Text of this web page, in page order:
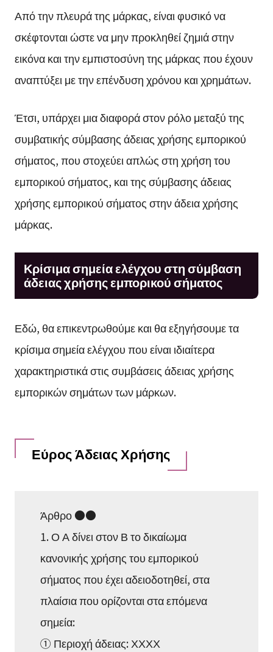
Από την πλευρά της μάρκας, είναι φυσικό να
σκέφτονται ώστε να μην προκληθεί ζημιά στην
εικόνα και την εμπιστοσύνη της μάρκας που έχουν
αναπτύξει με την επένδυση χρόνου και χρημάτων.
Έτσι, υπάρχει μια διαφορά στον ρόλο μεταξύ της
συμβατικής σύμβασης άδειας χρήσης εμπορικού
σήματος, που στοχεύει απλώς στη χρήση του
εμπορικού σήματος, και της σύμβασης άδειας
χρήσης εμπορικού σήματος στην άδεια χρήσης
μάρκας.
Κρίσιμα σημεία ελέγχου στη σύμβαση
άδειας χρήσης εμπορικού σήματος
Εδώ, θα επικεντρωθούμε και θα εξηγήσουμε τα
κρίσιμα σημεία ελέγχου που είναι ιδιαίτερα
χαρακτηριστικά στις συμβάσεις άδειας χρήσης
εμπορικών σημάτων των μάρκων.
Εύρος Άδειας Χρήσης
Άρθρο ●●
1. Ο Α δίνει στον Β το δικαίωμα
κανονικής χρήσης του εμπορικού
σήματος που έχει αδειοδοτηθεί, στα
πλαίσια που ορίζονται στα επόμενα
σημεία:
① Περιοχή άδειας: ΧΧΧΧ